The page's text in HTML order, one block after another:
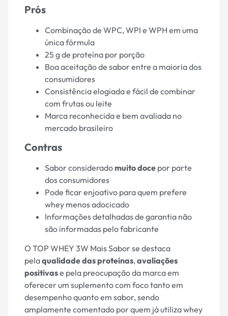
Prós
Combinação de WPC, WPI e WPH em uma
única fórmula
25 g de proteína por porção
Boa aceitação de sabor entre a maioria dos
consumidores
Consistência elogiada e fácil de combinar
com frutas ou leite
Marca reconhecida e bem avaliada no
mercado brasileiro
Contras
Sabor consideradomuito doce por parte
dos consumidores
Pode ficar enjoativo para quem prefere
whey menos adocicado
Informações detalhadas de garantia não
são informadas pelo fabricante
O TOP WHEY 3W Mais Sabor se destaca
pelaqualidade das proteínas,avaliações
positivase pela preocupação da marca em
oferecer um suplemento com foco tanto em
desempenho quanto em sabor, sendo
amplamente comentado por quem já utiliza whey